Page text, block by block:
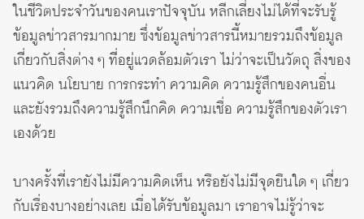
ในชีวิตประจำวันของคนเราปัจจุบัน หลีกเลี่ยงไม่ได้ที่จะรับรู้
ข้อมูลข่าวสารมากมาย ซึ่งข้อมูลข่าวสารนี้หมายรวมถึงข้อมูล
เกี่ยวกับสิ่งต่าง ๆ ที่อยู่แวดล้อมตัวเรา ไม่ว่าจะเป็นวัตถุ สิ่งของ
แนวคิด นโยบาย การกระทำ ความคิด ความรู้สึกของคนอื่น
และยังรวมถึงความรู้สึกนึกคิด ความเชื่อ ความรู้สึกของตัวเรา
เองด้วย
บางครั้งที่เรายังไม่มีความคิดเห็น หรือยังไม่มีจุดยืนใด ๆ เกี่ยว
กับเรื่องบางอย่างเลย เมื่อได้รับข้อมูลมา เราอาจไม่รู้ว่าจะ